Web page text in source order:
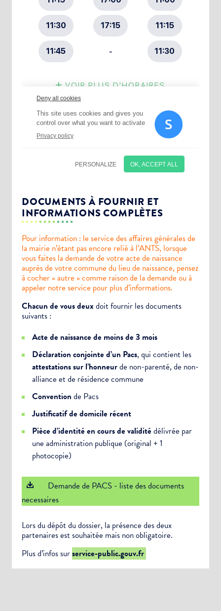
DOCUMENTS À FOURNIR ET
INFORMATIONS COMPLÈTES
Pour information : le service des affaires générales de
la mairie n’étant pas encore relié à l’ANTS, lorsque
vous faites la demande de votre acte de naissance
auprès de votre commune du lieu de naissance, pensez
à cocher « autre » comme raison de la demande ou à
appeler notre service pour plus d’informations.
Chacun de vous deuxdoit fournir les documents
suivants :
Acte de naissance de moins de 3 mois
Déclaration conjointe d’un Pacs, qui contient les
attestations sur l’honneurde non-parenté, de non-
alliance et de résidence commune
Convention de Pacs
Justificatif de domicile récent
Pièce d’identité en cours de validitédélivrée par
une administration publique (original + 1
photocopie)
Demande de PACS - liste des documents
necessaires
Lors du dépôt du dossier, la présence des deux
partenaires est souhaitée mais non obligatoire.
Plus d’infos surservice-public.gouv.fr
Choisissez votre abonnement :
Newsletter Culture
Newsletter Sport et Vie associative